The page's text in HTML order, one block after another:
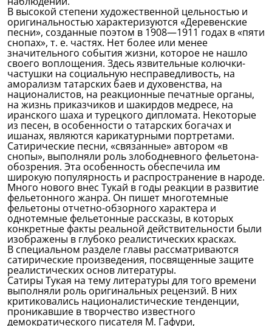
В высокой степени художественной цельностью и
оригинальностью характеризуются «Деревенские
песни», созданные поэтом в 1908—1911 годах в «пяти
снопах», т. е. частях. Нет более или менее
значительного события жизни, которое не нашло
своего воплощения. Здесь язвительные колючки-
частушки на социальную несправедливость, на
аморализм татарских баев и духовенства, на
националистов, на реакционные печатные органы,
на жизнь приказчиков и шакирдов медресе, на
иранского шаха и турецкого дипломата. Некоторые
из песен, в особенности о татарских богачах и
ишанах, являются карикатурными портретами.
Сатирические песни, «связанные» автором «в
снопы», выполняли роль злободневного фельетона-
обозрения. Эта особенность обеспечила им
широкую популярность и распространение в народе.
Много нового внес Тукай в годы реакции в развитие
фельетонного жанра. Он пишет многотемные
фельетоны отчетно-обзорного характера и
однотемные фельетонные рассказы, в которых
конкретные факты реальной действительности были
изображены в глубоко реалистических красках.
В специальном разделе главы рассматриваются
сатирические произведения, посвященные защите
реалистических основ литературы.
Сатиры Тукая на тему литературы для того времени
выполняли роль оригинальных рецензий. В них
критиковались националистические тенденции,
проникавшие в творчество известного
демократического писателя М. Гафури,